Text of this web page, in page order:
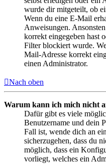
wurde dir mitgeteilt, ob
Wenn du eine E-Mail
Anweisungen.
korrekt eingegeben hast
Filter blockiert wurde.
Mail-Adresse korrekt
einen Administrator.
Nach oben
Warum kann ich mich nicht
Dafür gibt es viele
Benutzername und dein
Fall ist, wende dich an
sicherzugehen, dass du
möglich, dass ein
vorliegt, welches ein